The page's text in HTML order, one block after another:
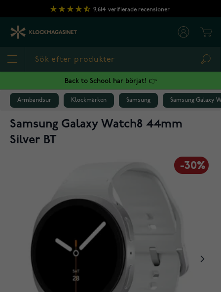
Hoppa till innehållet
9,614 verifierade recensioner
Back to School har börjat! 👉
Armbandsur Klockmärken Samsung Samsung Galaxy
Samsung Galaxy Watch8 44mm
Silver BT
-30%